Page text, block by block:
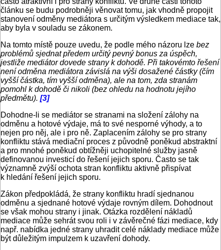
článku se budu podrobněji věnovat tomu, jak vhodně propojit
stanovení odměny mediátora s určitým výsledkem mediace tak,
aby byla v souladu se zákonem.
Na tomto místě pouze uvedu, že podle mého názoru lze bez
problémů sjednat předem určitý pevný bonus za úspěch,
jestliže mediátor dovede strany k dohodě. Při takovémto řešení
není odměna mediátora závislá na výši dosažené částky (čím
vyšší částka, tím vyšší odměna), ale na tom, zda stranám
pomohl k dohodě či nikoli (bez ohledu na hodnotu jejího
předmětu). [3]
Dohodne-li se mediátor se stranami na složení zálohy na
odměnu a hotové výdaje, má to své nesporné výhody, a to
nejen pro něj, ale i pro ně. Zaplacením zálohy se pro strany
konfliktu stává mediační proces z původně poněkud abstraktní
a pro mnohé poněkud obtížněji uchopitelné služby jasně
definovanou investicí do řešení jejich sporu. Často se tak
významně zvýší ochota stran konfliktu aktivně přispívat
k hledání řešení jejich sporu.
Zákon předpokládá, že strany konfliktu hradí sjednanou
odměnu a sjednané hotové výdaje rovným dílem. Dohodnout
se však mohou strany i jinak. Otázka rozdělení nákladů
mediace může sehrát svou roli i v závěrečné fázi mediace, kdy
např. nabídka jedné strany uhradit celé náklady mediace může
být důležitým impulzem k uzavření dohody.